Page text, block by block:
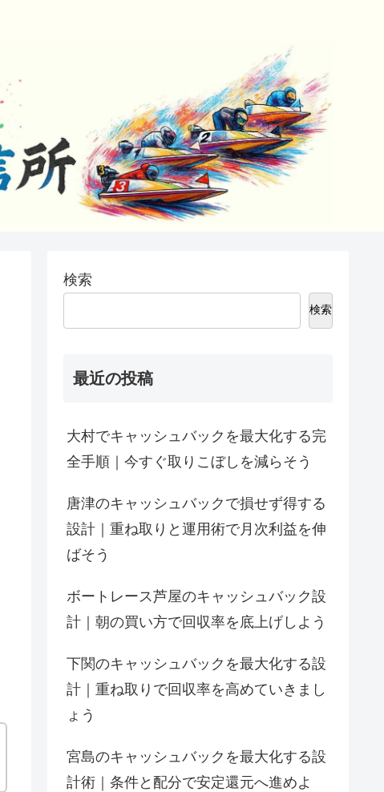
検索
検索
最近の投稿
大村でキャッシュバックを最大化する完
全手順｜今すぐ取りこぼしを減らそう
唐津のキャッシュバックで損せず得する
設計｜重ね取りと運用術で月次利益を伸
ばそう
ボートレース芦屋のキャッシュバック設
計｜朝の買い方で回収率を底上げしよう
下関のキャッシュバックを最大化する設
計｜重ね取りで回収率を高めていきまし
ょう
宮島のキャッシュバックを最大化する設
計術｜条件と配分で安定還元へ進めよ